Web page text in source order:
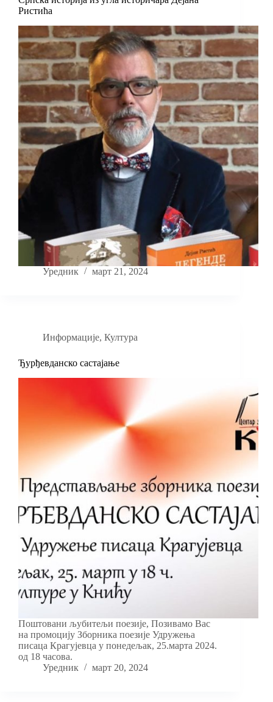
Ристића
Уредник март 21, 2024
Информације, Култура
Ђурђевданско састајање
Поштовани љубитељи поезије, Позивамо Вас
на промоцију Зборника поезије Удружења
писаца Крагујевца у понедељак, 25.марта 2024.
од 18 часова.
Уредник
март 20, 2024